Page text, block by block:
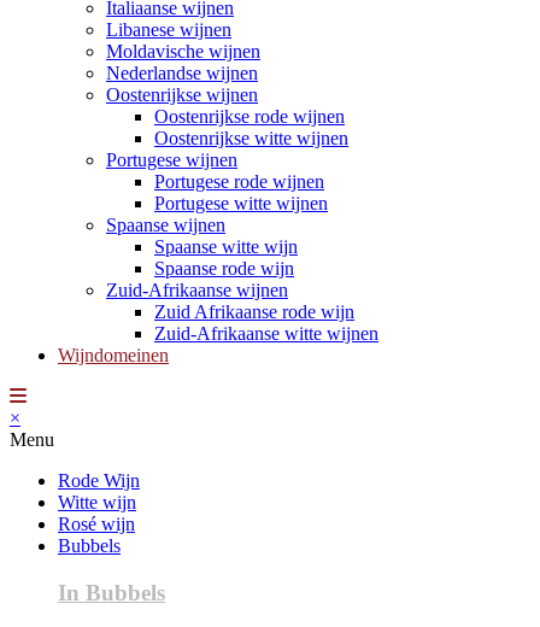
Italiaanse wijnen
Libanese wijnen
Moldavische wijnen
Nederlandse wijnen
Oostenrijkse wijnen
Oostenrijkse rode wijnen
Oostenrijkse witte wijnen
Portugese wijnen
Portugese rode wijnen
Portugese witte wijnen
Spaanse wijnen
Spaanse witte wijn
Spaanse rode wijn
Zuid-Afrikaanse wijnen
Zuid Afrikaanse rode wijn
Zuid-Afrikaanse witte wijnen
Wijndomeinen
×
Menu
Rode Wijn
Witte wijn
Rosé wijn
Bubbels
In Bubbels